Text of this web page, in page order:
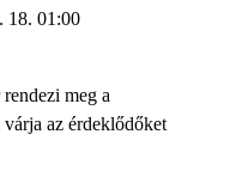
18. 01:00
meg a
az érdeklődőket